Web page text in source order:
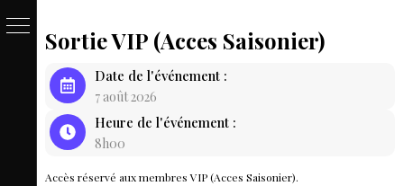
PASSE
BILLET
Sortie VIP (Acces Saisonier)
Date de l'événement :
7 août 2026
Heure de l'événement :
8h00
Accès réservé aux membres VIP (Acces Saisonier).